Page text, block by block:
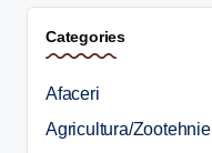
Categories
Afaceri
Agricultura/Zootehnie